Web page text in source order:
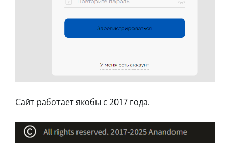
Сайт работает якобы с 2017 года.